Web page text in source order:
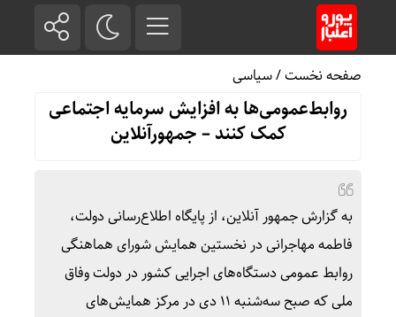
صفحه نخست/سیاسی
روابط‌عمومی‌ها به افزایش سرمایه اجتماعی
کمک کنند – جمهورآنلاین
به گزارش جمهور آنلاین، از پایگاه اطلاع‌رسانی دولت،
فاطمه مهاجرانی در نخستین همایش شورای هماهنگی
روابط عمومی دستگاه‌های اجرایی کشور در دولت وفاق
ملی که صبح سه‌شنبه ۱۱ دی در مرکز همایش‌های